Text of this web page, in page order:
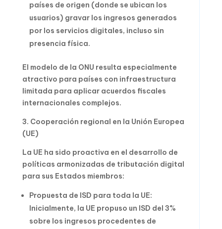
países de origen (donde se ubican los
usuarios) gravar los ingresos generados
por los servicios digitales, incluso sin
presencia física.
El modelo de la ONU resulta especialmente
atractivo para países con infraestructura
limitada para aplicar acuerdos fiscales
internacionales complejos.
3. Cooperación regional en la Unión Europea
(UE)
La UE ha sido proactiva en el desarrollo de
políticas armonizadas de tributación digital
para sus Estados miembros:
Propuesta de ISD para toda la UE:
Inicialmente, la UE propuso un ISD del 3%
sobre los ingresos procedentes de